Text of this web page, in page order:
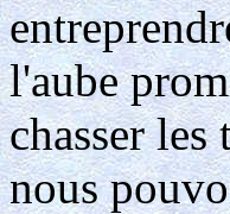
l'aube
chasser
nous